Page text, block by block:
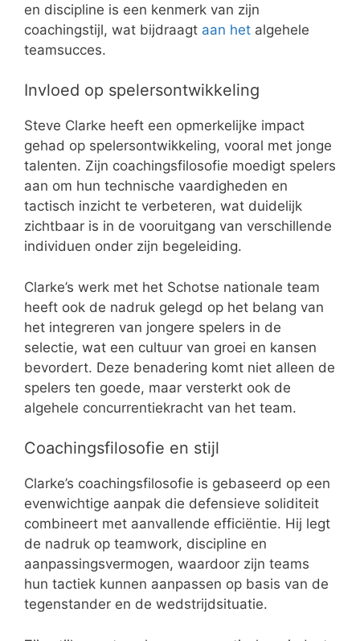
en discipline is een kenmerk van zijn
coachingstijl, wat bijdraagt aan het algehele
teamsucces.
Invloed op spelersontwikkeling
Steve Clarke heeft een opmerkelijke impact
gehad op spelersontwikkeling, vooral met jonge
talenten. Zijn coachingsfilosofie moedigt spelers
aan om hun technische vaardigheden en
tactisch inzicht te verbeteren, wat duidelijk
zichtbaar is in de vooruitgang van verschillende
individuen onder zijn begeleiding.
Clarke’s werk met het Schotse nationale team
heeft ook de nadruk gelegd op het belang van
het integreren van jongere spelers in de
selectie, wat een cultuur van groei en kansen
bevordert. Deze benadering komt niet alleen de
spelers ten goede, maar versterkt ook de
algehele concurrentiekracht van het team.
Coachingsfilosofie en stijl
Clarke’s coachingsfilosofie is gebaseerd op een
evenwichtige aanpak die defensieve soliditeit
combineert met aanvallende efficiëntie. Hij legt
de nadruk op teamwork, discipline en
aanpassingsvermogen, waardoor zijn teams
hun tactiek kunnen aanpassen op basis van de
tegenstander en de wedstrijdsituatie.